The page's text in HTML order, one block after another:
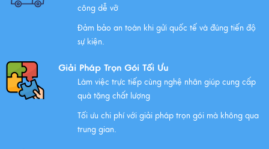
Chúc mừng chị Nguyễn Thị Nhựt Phượng - giám đốc
Xem thêm
Chính Sách Quyền Riêng Tư Tại Mỹ Nghệ Việt
công dễ vỡ
Đảm bảo an toàn khi gửi quốc tế và đúng tiến độ
sự kiện.
Giải Pháp Trọn Gói Tối Ưu
Làm việc trực tiếp cùng nghệ nhân giúp cung cấp
quà tặng chất lượng
Tối ưu chi phí với giải pháp trọn gói mà không qua
trung gian.